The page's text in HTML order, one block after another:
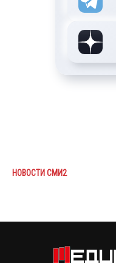
НОВОСТИ СМИ2